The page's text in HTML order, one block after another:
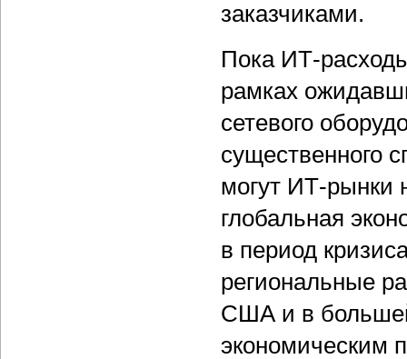
заказчиками.
Пока ИТ-
рамках
сетевого
существенного
могут ИТ-рынки
глобальная
в период
региональные
США и в
экономическим